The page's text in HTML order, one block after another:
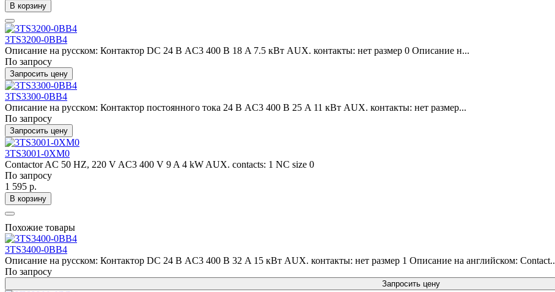
В корзину
3TS3200-0BB4
Описание на русском: Контактор DC 24 В AC3 400 В 18 A 7.5 кВт AUX. контакты: нет размер 0 Описание н...
По запросу
Запросить цену
3TS3300-0BB4
Описание на русском: Контактор постоянного тока 24 В AC3 400 В 25 A 11 кВт AUX. контакты: нет размер...
По запросу
Запросить цену
3TS3001-0XM0
Contactor AC 50 HZ, 220 V AC3 400 V 9 A 4 kW AUX. contacts: 1 NC size 0
По запросу
1 595 р.
В корзину
Похожие товары
3TS3400-0BB4
Описание на русском: Контактор DC 24 В AC3 400 В 32 A 15 кВт AUX. контакты: нет размер 1 Описание на английском: Contact..
По запросу
Запросить цену